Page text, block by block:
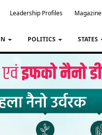
Leadership Profiles Magazine
POLITICS STATES